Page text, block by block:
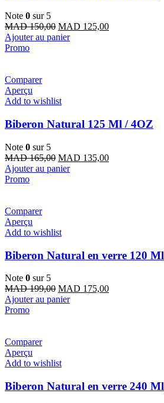
Note 0 sur 5
MAD150,00 Le
prix
MAD 125,00Le
Ajouter au panier
Promo
Comparer
Aperçu
Add to wishlist
Biberon Natural 125 Ml / 4OZ
Note 0 sur 5
MAD165,00 Le
prix
MAD 135,00Le
Ajouter au panier
Promo
Comparer
Aperçu
Add to wishlist
Biberon Natural en verre 120 Ml
Note 0 sur 5
MAD199,00 Le
prix
MAD 175,00Le
Ajouter au panier
Promo
Comparer
Aperçu
Add to wishlist
Biberon Natural en verre 240 Ml